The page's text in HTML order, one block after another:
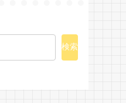
検索